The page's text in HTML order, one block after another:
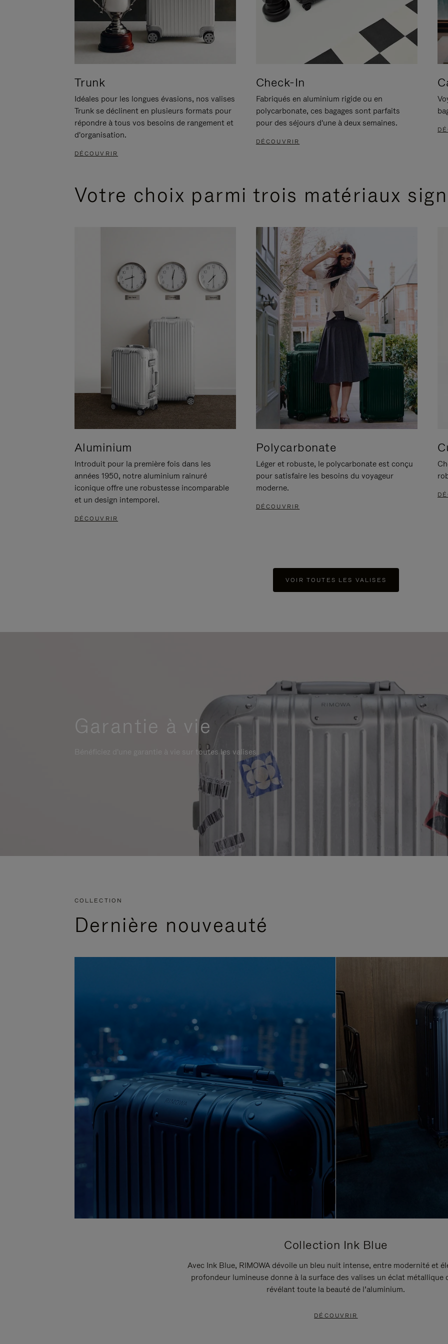
Trunk
Idéales pour les longues évasions, nos valises
Trunk se déclinent en plusieurs formats pour
répondre à tous vos besoins de rangement et
d'organisation.
DÉCOUVRIR
Check-In
Fabriqués en aluminium rigide ou en
polycarbonate, ces bagages sont parfaits
pour des séjours d'une à deux semaines.
DÉCOUVRIR
Votre choix parmi trois matériaux
Aluminium
Introduit pour la première fois dans les
années 1950, notre aluminium rainuré
iconique offre une robustesse incomparable
et un design intemporel.
DÉCOUVRIR
Polycarbonate
Léger et robuste, le polycarbonate est conçu
pour satisfaire les besoins du voyageur
moderne.
DÉCOUVRIR
VOIR TOUTES LES VALISES
Garantie à vie
Bénéficiez d'une garantie à vie sur toutes les valises
COLLECTION
Dernière nouveauté
Collection Ink Blue
Avec Ink Blue, RIMOWA dévoile un bleu nuit intense, entre modernité et
profondeur lumineuse donne à la surface des valises un éclat métallique
révélant toute la beauté de l’aluminium.
DÉCOUVRIR